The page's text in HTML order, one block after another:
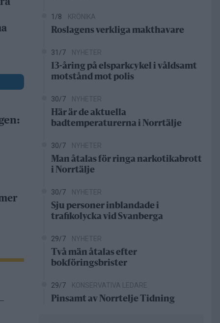
1/8 KRÖNIKA
Roslagens verkliga makthavare
31/7 NYHETER
13-åring på elsparkcykel i våldsamt
motstånd mot polis
30/7 NYHETER
Här är de aktuella
badtemperaturerna i Norrtälje
30/7 NYHETER
Man åtalas för ringa narkotikabrott
i Norrtälje
30/7 NYHETER
Sju personer inblandade i
trafikolycka vid Svanberga
29/7 NYHETER
Två män åtalas efter
bokföringsbrister
29/7 KONSERVATIVA LEDARE
Pinsamt av Norrtelje Tidning